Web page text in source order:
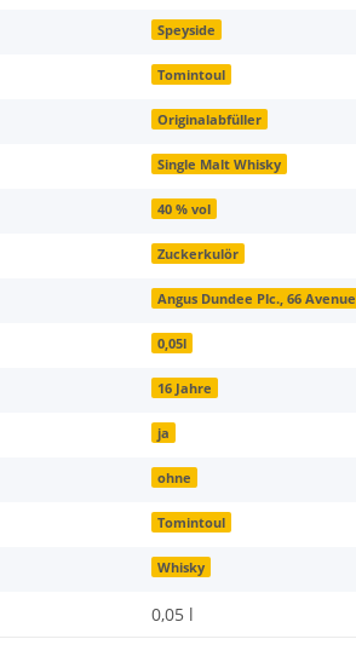
Speyside
Tomintoul
Originalabfüller
Single Malt Whisky
40 % vol
Zuckerkulör
Angus Dundee Plc., 66
0,05l
16 Jahre
ja
ohne
Tomintoul
Whisky
0,05 l